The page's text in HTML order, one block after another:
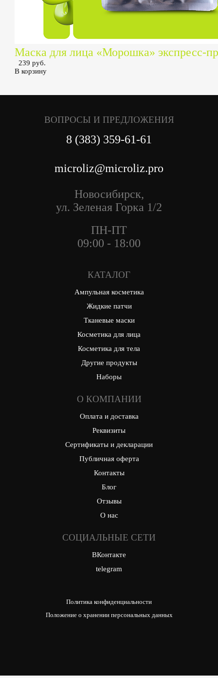
Маска для лица «Морошка» экспресс-
239 руб.
В корзину
ВОПРОСЫ И ПРЕДЛОЖЕНИЯ
8 (383) 359-61-61
microliz@microliz.pro
Новосибирск,
ул. Зеленая Горка 1/2
ПН-ПТ
09:00 - 18:00
КАТАЛОГ
Ампульная косметика
Жидкие патчи
Тканевые маски
Косметика для лица
Косметика для тела
Другие продукты
Наборы
О КОМПАНИИ
Оплата и доставка
Реквизиты
Сертификаты и декларации
Публичная оферта
Контакты
Блог
Отзывы
О нас
СОЦИАЛЬНЫЕ СЕТИ
ВКонтакте
telegram
Политика конфиденциальности
Положение о хранении персональных данных